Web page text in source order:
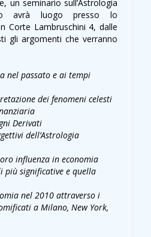
un seminario sull’Astrologia
avrà luogo presso lo
Corte Lambruschini 4, dalle
gli argomenti che verranno
nel passato e ai tempi
dei fenomeni celesti
Derivati
dell’Astrologia
influenza in economia
più significative e quella
nel 2010 attraverso i
a Milano, New York,